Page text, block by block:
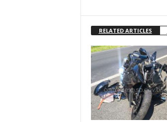
RELATED ARTICLES